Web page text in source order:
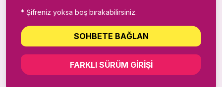
* Şifreniz yoksa boş bırakabilirsiniz.
SOHBETE BAĞLAN
FARKLI SÜRÜM GIRIŞI